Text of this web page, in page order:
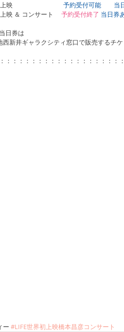
のち」上映 予約受付可能　　当
上映 ＆ コンサート 予約受付終了 当日券
日券は
西新井ギャラクシティ窓口で販売する
：：：：：：：：：：：：：：：：：：
ー #LIFE世界初上映橋本昌彦コンサート